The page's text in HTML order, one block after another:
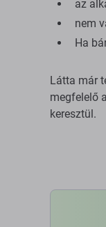
az
nem
Ha
Látta már
megfelelő
keresztül.